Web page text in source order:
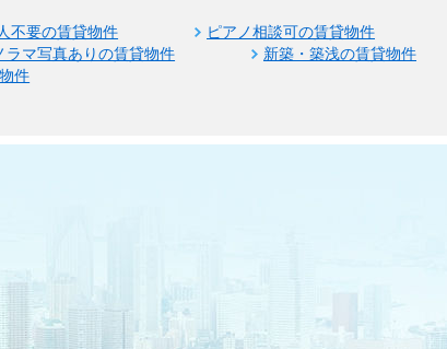
不要の賃貸物件 ピアノ相談可の賃貸物件
ラマ写真ありの賃貸物件
新築・築浅の賃貸物件
件